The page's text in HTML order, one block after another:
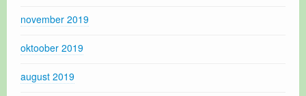
november 2019
oktoober 2019
august 2019